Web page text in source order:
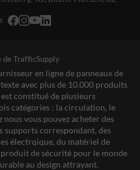
TrafficSupply
en ligne de panneaux de
avec plus de 10.000 produits
constitué de plusieurs
catégories : la circulation, le
vous pouvez acheter des
supports correspondant, des
électrqique, du matériel de
de sécurité pour le monde
au design attrayant.